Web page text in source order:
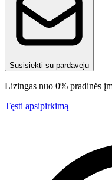
Susisiekti su pardavėju
Lizingas nuo 0% pradinės
Tęsti apsipirkimą